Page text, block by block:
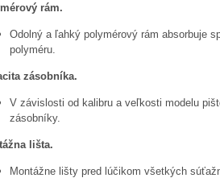
rám.
Odolný a ľahký polymérový rám absorbuje
polyméru.
zásobníka.
V závislosti od kalibru a veľkosti modelu
zásobníky.
lišta.
Montážne lišty pred lúčikom všetkých